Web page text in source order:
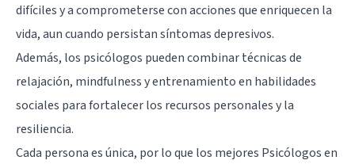
difíciles y a comprometerse con acciones que enriquecen la
vida, aun cuando persistan síntomas depresivos.
Además, los psicólogos pueden combinar técnicas de
relajación, mindfulness y entrenamiento en habilidades
sociales para fortalecer los recursos personales y la
resiliencia.
Cada persona es única, por lo que los mejores Psicólogos en